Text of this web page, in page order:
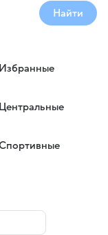
Найти
Избранные
Центральные